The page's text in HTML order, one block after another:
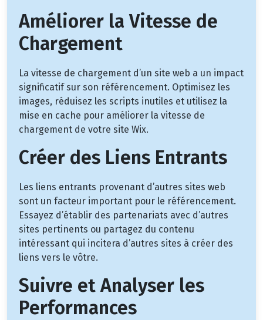
Améliorer la Vitesse de
Chargement
La vitesse de chargement d’un site web a un impact
significatif sur son référencement. Optimisez les
images, réduisez les scripts inutiles et utilisez la
mise en cache pour améliorer la vitesse de
chargement de votre site Wix.
Créer des Liens Entrants
Les liens entrants provenant d’autres sites web
sont un facteur important pour le référencement.
Essayez d’établir des partenariats avec d’autres
sites pertinents ou partagez du contenu
intéressant qui incitera d’autres sites à créer des
liens vers le vôtre.
Suivre et Analyser les
Performances